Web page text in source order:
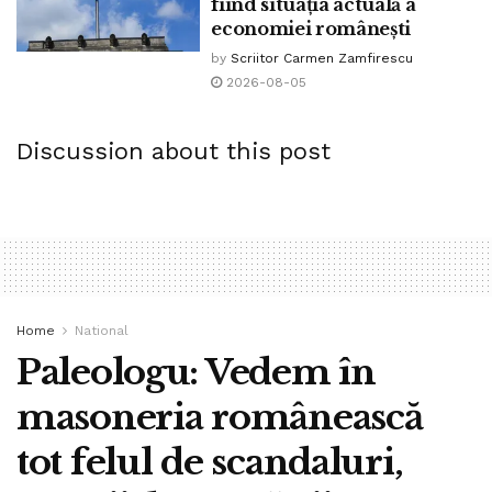
fiind situația actuală a
economiei românești
by Scriitor Carmen Zamfirescu
2026-08-05
Discussion about this post
Home National
Paleologu: Vedem în
masoneria românească
tot felul de scandaluri,